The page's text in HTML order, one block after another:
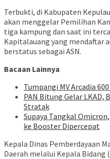
Terbukti, di Kabupaten
akan menggelar Pemilihan
tiga kampung dan saat ini
Kapitalauang yang mendaftar
berstatus sebagai ASN.
Bacaan Lainnya
Tumpangi MV Arcadia
PAN Bitung Gelar LKAD,
Stratak
Supaya Tangkal
ke Booster Dipercepat
Kepala Dinas Pemberdayaan
Daerah melalui Kepala Bidang